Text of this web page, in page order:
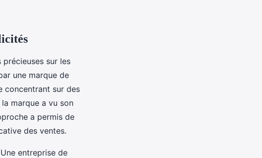
sur les
une marque de
concentrant sur des
marque a vu son
a permis de
des ventes.
entreprise de